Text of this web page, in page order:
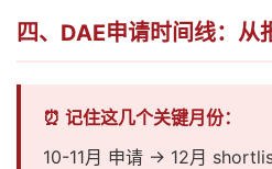
四、DAE申请时间线：从
⏰ 记住这几个关键月份：
10-11月 申请 → 12月